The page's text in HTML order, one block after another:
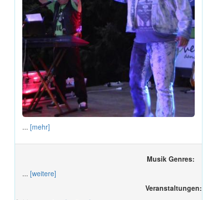
... [mehr]
Musik Genres:
... [weitere]
Veranstaltungen: